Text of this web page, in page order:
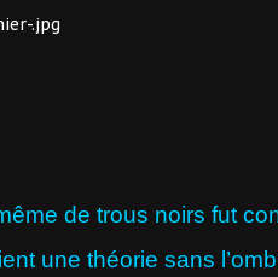
de trous noirs fut
une théorie sans